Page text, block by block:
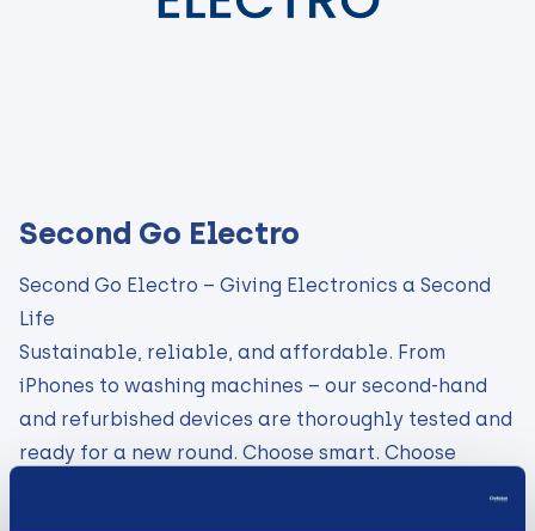
Second Go Electro
Second Go Electro – Giving Electronics a Second
Life
Sustainable, reliable, and affordable. From
iPhones to washing machines – our second-hand
and refurbished devices are thoroughly tested and
ready for a new round. Choose smart. Choose